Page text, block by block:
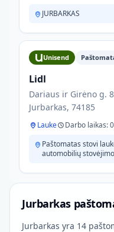
JURBARKAS
Unisend
Lidl
Dariaus ir Girėno g.
Jurbarkas, 74185
Lauke Darbo laikas:
Paštomatas stovi
automobilių
Jurbarkas
Jurbarkas yra 14